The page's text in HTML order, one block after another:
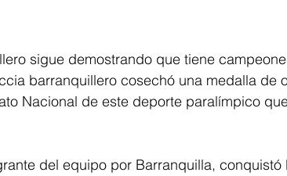
sigue demostrando que tiene
barranquillero cosechó una medalla de
Nacional de este deporte paralímpico
del equipo por Barranquilla,